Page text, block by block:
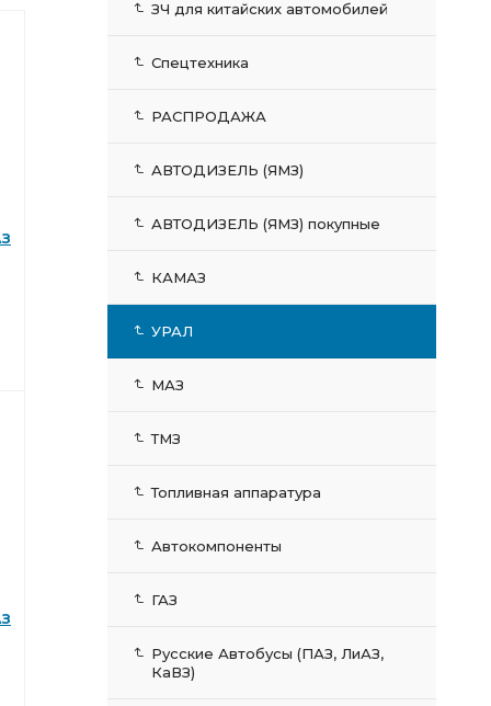
ЗЧ для китайских автомобилей
Спецтехника
РАСПРОДАЖА
АВТОДИЗЕЛЬ (ЯМЗ)
АВТОДИЗЕЛЬ (ЯМЗ) покупные
КАМАЗ
УРАЛ
МАЗ
ТМЗ
Топливная аппаратура
Автокомпоненты
ГАЗ
Русские Автобусы (ПАЗ, ЛиАЗ,
КаВЗ)